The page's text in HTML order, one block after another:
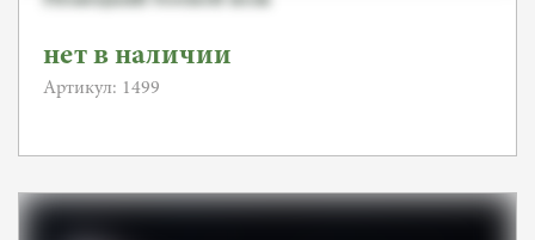
нет в наличии
Артикул: 1499